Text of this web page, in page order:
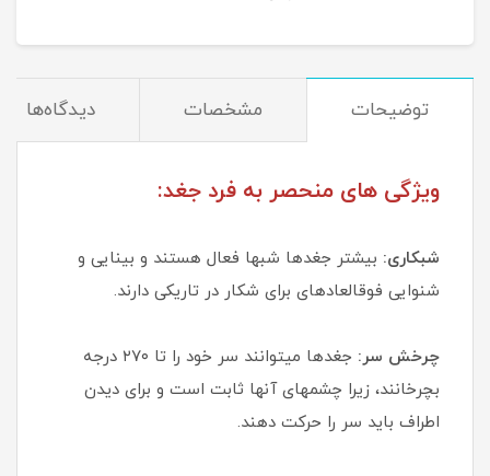
توضیحات مشخصات دیدگاه‌ها
ویژگی های منحصر به فرد جغد:
شبکاری: بیشتر جغدها شبها فعال هستند و بینایی و
شنوایی فوقالعادهای برای شکار در تاریکی دارند.
چرخش سر:
جغدها میتوانند سر خود را تا ۲۷۰ درجه
بچرخانند، زیرا چشمهای آنها ثابت است و برای دیدن
اطراف باید سر را حرکت دهند.